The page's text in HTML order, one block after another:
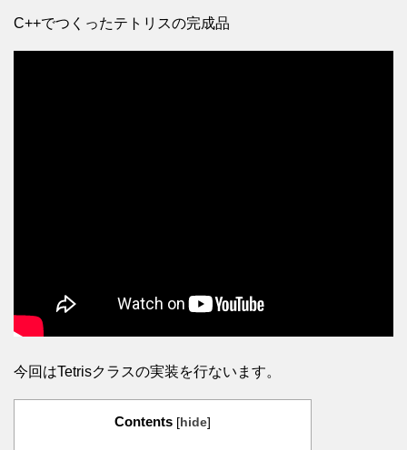
C++でつくったテトリスの完成品
今回はTetrisクラスの実装を行ないます。
Contents [ hide]